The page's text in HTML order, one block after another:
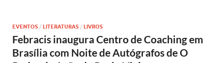
EVENTOS / LITERATURAS / LIVROS
Febracis inaugura Centro de Coaching em
Brasília com Noite de Autógrafos de O